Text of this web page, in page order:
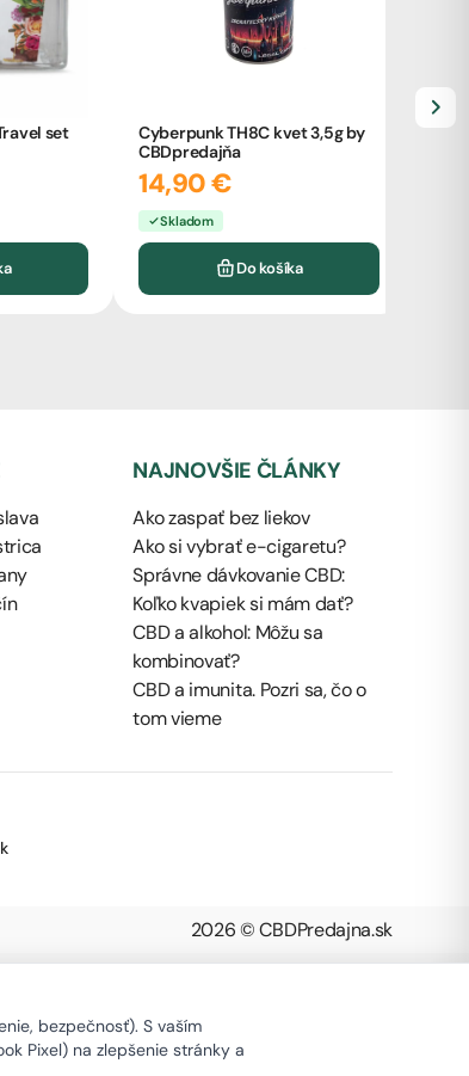
set
Cyberpunk TH8C kvet 3,5g by
CBDpredajňa
14,90 €
Skladom
Do košíka
NAJNOVŠIE ČLÁNKY
Ako zaspať bez liekov
Ako si vybrať e-cigaretu?
Správne dávkovanie CBD:
Koľko kvapiek si mám dať?
CBD a alkohol: Môžu sa
kombinovať?
CBD a imunita. Pozri sa, čo o
tom vieme
2026 © CBDPredajna.sk
bezpečnosť). S vaším
Pixel) na zlepšenie stránky a